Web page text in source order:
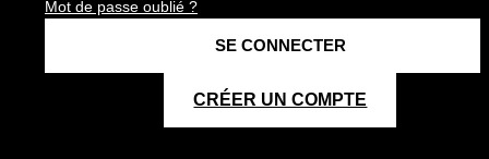
Mot de passe oublié ?
CRÉER UN COMPTE